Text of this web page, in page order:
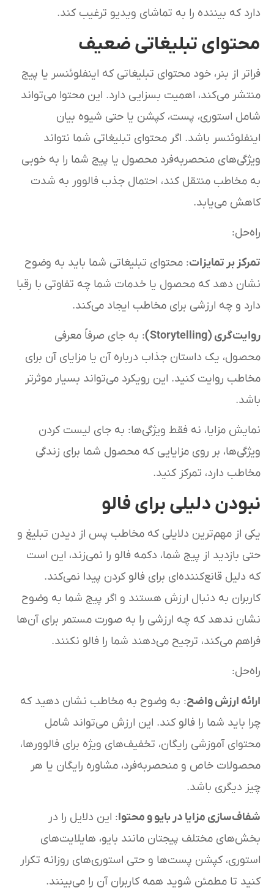
دارد که بیننده را به تماشای ویدیو ترغیب کند.
محتوای تبلیغاتی ضعیف
فراتر از بنر، خود محتوای تبلیغاتی که اینفلوئنسر یا پیج
منتشر می‌کند، اهمیت بسزایی دارد. این محتوا می‌تواند
شامل استوری، پست، کپشن یا حتی شیوه بیان
اینفلوئنسر باشد. اگر محتوای تبلیغاتی شما نتواند
ویژگی‌های منحصربه‌فرد محصول یا پیج شما را به خوبی
به مخاطب منتقل کند، احتمال جذب فالوور به شدت
کاهش می‌یابد.
راه‌حل:
تمرکز بر تمایزات: محتوای تبلیغاتی شما باید به وضوح
نشان دهد که محصول یا خدمات شما چه تفاوتی با رقبا
دارد و چه ارزشی برای مخاطب ایجاد می‌کند.
روایت‌گری (Storytelling)
: به جای صرفاً معرفی
محصول، یک داستان جذاب درباره آن یا مزایای آن برای
مخاطب روایت کنید. این رویکرد می‌تواند بسیار موثرتر
باشد.
نمایش مزایا، نه فقط ویژگی‌ها: به جای لیست کردن
ویژگی‌ها، بر روی مزایایی که محصول شما برای زندگی
مخاطب دارد، تمرکز کنید.
نبودن دلیلی برای فالو
یکی از مهم‌ترین دلایلی که مخاطب پس از دیدن تبلیغ و
حتی بازدید از پیج شما، دکمه فالو را نمی‌زند، این است
که دلیل قانع‌کننده‌ای برای فالو کردن پیدا نمی‌کند.
کاربران به دنبال ارزش هستند و اگر پیج شما به وضوح
نشان ندهد که چه ارزشی را به صورت مستمر برای آن‌ها
فراهم می‌کند، ترجیح می‌دهند شما را فالو نکنند.
راه‌حل:
ارائه ارزش واضح: به وضوح به مخاطب نشان دهید که
چرا باید شما را فالو کند. این ارزش می‌تواند شامل
محتوای آموزشی رایگان، تخفیف‌های ویژه برای فالوورها،
محصولات خاص و منحصربه‌فرد، مشاوره رایگان یا هر
چیز دیگری باشد.
شفاف‌سازی مزایا در بایو و محتوا: این دلایل را در
بخش‌های مختلف پیجتان مانند بایو، هایلایت‌های
استوری، کپشن پست‌ها و حتی استوری‌های روزانه تکرار
کنید تا مطمئن شوید همه کاربران آن را می‌بینند.